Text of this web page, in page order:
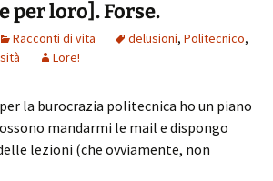
per loro]. Forse.
Racconti di vita delusioni, Politecnico,
Lore!
la burocrazia politecnica ho un piano
mandarmi le mail e dispongo
lezioni (che ovviamente, non